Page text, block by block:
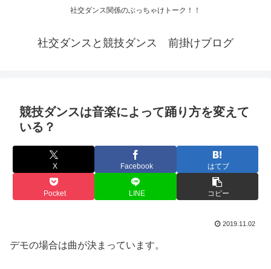
社交ダンス関係のぶっちゃけトーク！！
社交ダンスと競技ダンス 前掛けブログ
競技ダンスは音楽によって踊り方を変えて
いる？
X Facebook はてブ
Pocket LINE コピー
2019.11.02
デモの場合は曲が決まっています。